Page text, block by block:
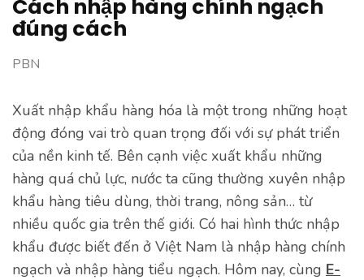
Cách nhập hàng chính ngạch
đúng cách
PBN
Xuất nhập khẩu hàng hóa là một trong những hoạt
động đóng vai trò quan trọng đối với sự phát triển
của nền kinh tế. Bên cạnh việc xuất khẩu những
hàng quá chủ lực, nước ta cũng thường xuyên nhập
khẩu hàng tiêu dùng, thời trang, nông sản… từ
nhiều quốc gia trên thế giới. Có hai hình thức nhập
khẩu được biết đến ở Việt Nam là nhập hàng chính
ngạch và nhập hàng tiểu ngạch. Hôm nay, cùng E-